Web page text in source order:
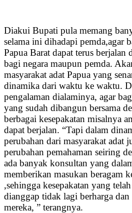
Diakui Bupati pula memang
selama ini dihadapi pemda,agar
Papua Barat dapat terus
bagi negara maupun pemda.
masyarakat adat Papua yang
dinamika dari waktu ke waktu.
pengalaman dialaminya, agar
yang sudah dibangun bersama
berbagai kesepakatan misalnya
dapat berjalan. “Tapi dalam
perubahan dari masyarakat adat
perubahan pemahaman seiring
ada banyak konsultan yang
memberikan masukan beragam
,sehingga kesepakatan yang
dianggap tidak lagi berharga
mereka, ” terangnya.